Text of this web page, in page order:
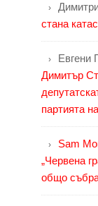
стана
Евгени
Димитър
партията
Sam
„Червена
общо